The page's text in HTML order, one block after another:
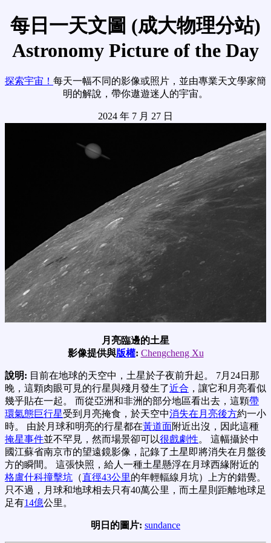
每日一天文圖 (成大物理分站)
Astronomy Picture of the Day
探索宇宙！ 每天一幅不同的影像或照片，並由專業天文學家簡
明的解說，帶你遨遊迷人的宇宙。
2024 年 7 月 27 日
月亮臨邊的土星
影像提供與版權: Chengcheng Xu
說明: 目前在地球的天空中，土星於子夜前升起。 7月24日那
晚，這顆肉眼可見的行星與殘月發生了近合 ，讓它和月亮看似
幾乎貼在一起。 而從亞洲和非洲的部分地區看出去，這顆帶
環氣態巨行星受到月亮掩食，於天空中消失在月亮後方約一小
時。 由於月球和明亮的行星都在黃道面附近出沒，因此這種
掩星事件並不罕見，然而場景卻可以很戲劇性。 這幅攝於中
國江蘇省南京市的望遠鏡影像，記錄了土星即將消失在月盤後
方的瞬間。 這張快照，給人一種土星懸浮在月球西緣附近的
格盧什科撞擊坑 （直徑43公里的年輕輻線月坑）上方的錯覺。
只不過，月球和地球相去只有40萬公里，而土星則距離地球足
足有14億公里。
明日的圖片: sundance